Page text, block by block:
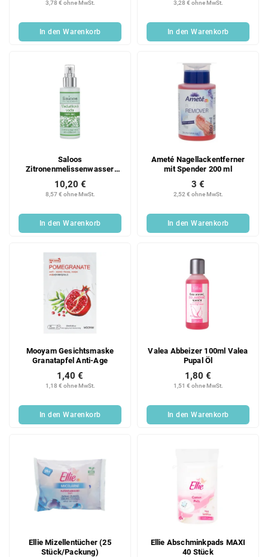
3,78 € ohne MwSt.
In den Warenkorb
3,28 € ohne MwSt.
In den Warenkorb
Saloos
Zitronenmelissenwasser
8,57 € ohne MwSt.
10,20 €
In den Warenkorb
Ameté Nagellackentferner
mit Spender 200 ml
2,52 € ohne MwSt.
3 €
In den Warenkorb
Mooyam Gesichtsmaske
Granatapfel Anti-Age
1,18 € ohne MwSt.
1,40 €
In den Warenkorb
Valea Abbeizer 100ml Valea
Pupal Öl
1,51 € ohne MwSt.
1,80 €
In den Warenkorb
Ellie Mizellentücher (25
Stück/Packung)
Ellie Abschminkpads MAXI
40 Stück